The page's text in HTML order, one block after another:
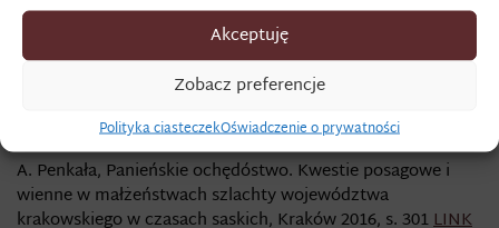
Akceptuję
Zobacz preferencje
Polityka ciasteczekOświadczenie o prywatności
„Rękawy grodeturowe fioletowe od saku odprute”
(Inwentarz rzeczy ruchomych spisanych po śmierci Joanny
i Karola Charczowskich, kasztelanów przemyskich, AP
Przemyśl, AZKL, sygn. 99, s. 13)
Zobacz także:
A. Penkała, Panieńskie ochędóstwo. Kwestie posagowe i
wienne w małżeństwach szlachty województwa
krakowskiego w czasach saskich, Kraków 2016, s. 301LINK